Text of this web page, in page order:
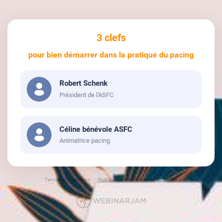
3 clefs
pour bien démarrer dans la pratique du pacing
Robert Schenk
Président de l'ASFC
Céline bénévole ASFC
Animatrice pacing
Termes et conditions Politique de confidentialité DMCA